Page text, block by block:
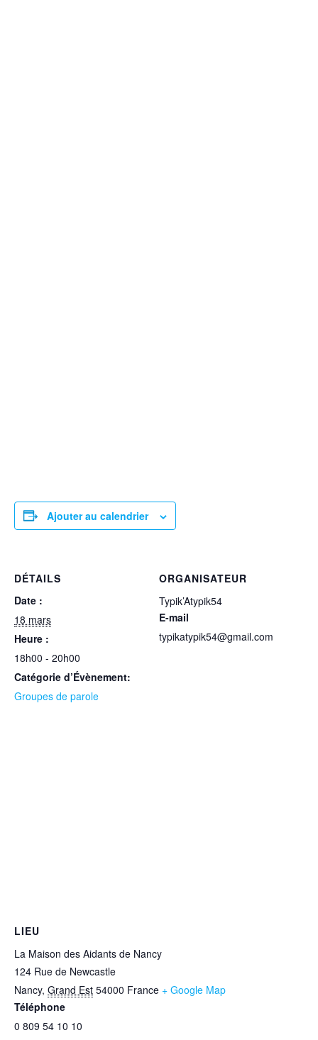
Ajouter au calendrier
DÉTAILS
Date :
18 mars
Heure :
18h00 - 20h00
Catégorie d’Évènement:
Groupes de parole
ORGANISATEUR
Typik’Atypik54
E-mail
typikatypik54@gmail.com
LIEU
La Maison des Aidants de Nancy
124 Rue de Newcastle
Nancy, Grand Est 54000 France + Google Map
Téléphone
0 809 54 10 10